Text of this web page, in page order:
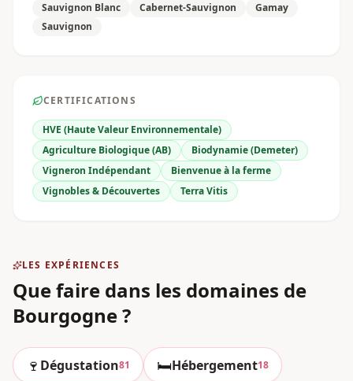
Sauvignon Blanc
Cabernet-Sauvignon
Gamay
Sauvignon
CERTIFICATIONS
HVE (Haute Valeur Environnementale)
Agriculture Biologique (AB)
Biodynamie (Demeter)
Vigneron Indépendant
Bienvenue à la ferme
Vignobles & Découvertes
Terra Vitis
LES EXPÉRIENCES
Que faire dans les domaines de
Bourgogne?
🍷 Dégustation81 🛏️Hébergement18